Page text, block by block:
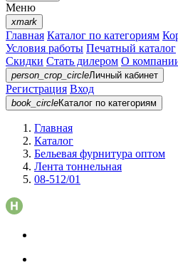
Меню
xmark
Главная Каталог по категориям
Условия работы Печатный каталог
Скидки Стать дилером О
person_crop_circleЛичный кабинет
Регистрация Вход
book_circleКаталог по категориям
Главная
Каталог
Бельевая фурнитура оптом
Лента тоннельная
08-512/01